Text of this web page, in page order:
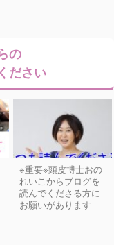
の
ださい
※重要※頭皮博士おの
れいこからブログを
読んでくださる方に
お願いがあります